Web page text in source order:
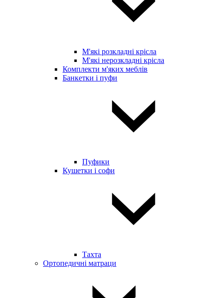
М'які розкладні крісла
М'які нерозкладні крісла
Комплекти м'яких меблів
Банкетки і пуфи
Пуфики
Кушетки і софи
Тахта
Ортопедичні матраци